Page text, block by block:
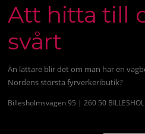
Att hitta till
svårt
Än lättare blir det om man har en
Nordens största fyrverkeributik?
Billesholmsvägen 95 | 260 50